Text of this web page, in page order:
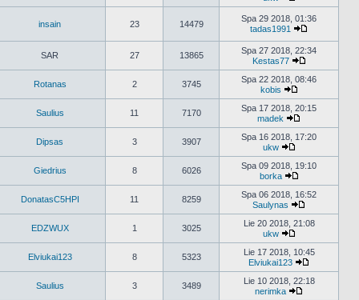
Peržiūrėti
naujausius
pranešimus
insain 23 14479
Spa 29 2018, 01:36
tadas1991
naujausius
pranešimus
SAR 27 13865
Spa 27 2018, 22:34
Kestas77
Peržiūrėti
naujausius
Rotanas 2 3745
Spa 22 2018, 08:46
kobis
Peržiūrėti
naujausius
pranešimus
Saulius 11 7170
Spa 17 2018, 20:15
madek
Peržiūrėti
naujausius
Dipsas 3 3907
Spa 16 2018, 17:20
ukw
Peržiūrėti
naujausius
pranešimus
Giedrius 8 6026
Spa 09 2018, 19:10
borka
Peržiūrėti
naujausius
pranešimus
DonatasC5HPI 11 8259
Spa 06 2018, 16:52
Saulynas
Peržiūrėti
naujausius
EDZWUX 1 3025
Lie 20 2018, 21:08
ukw
Peržiūrėti
naujausius
pranešimus
Elviukai123 8 5323
Lie 17 2018, 10:45
Elviukai123
Peržiūrėti
naujausius
Saulius 3 3489
Lie 10 2018, 22:18
nerimka